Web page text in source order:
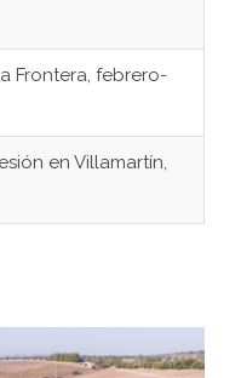
Frontera, febrero-
en Villamartín,